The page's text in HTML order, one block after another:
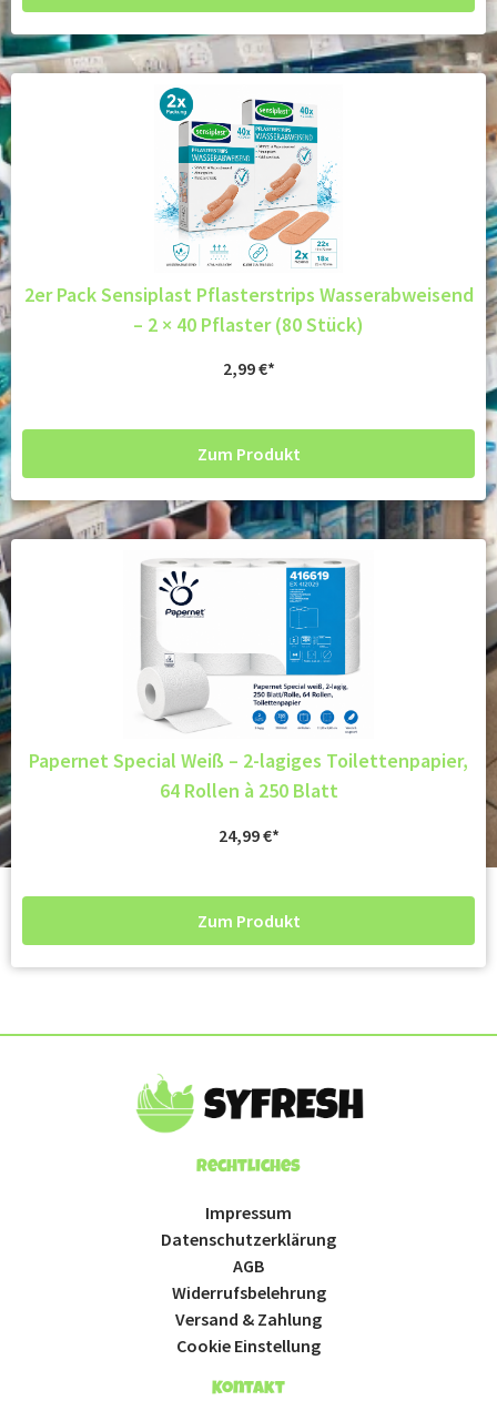
2er Pack Sensiplast Pflasterstrips Wasserabweisend
– 2 × 40 Pflaster (80 Stück)
2,99€
Zum Produkt
Papernet Special Weiß – 2-lagiges Toilettenpapier,
64 Rollen à 250 Blatt
24,99€
Zum Produkt
Rechtliches
Impressum
Datenschutzerklärung
AGB
Widerrufsbelehrung
Versand & Zahlung
Cookie Einstellung
Kontakt